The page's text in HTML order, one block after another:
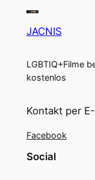
JACNIS
LGBTIQ+Filme
kostenlos
Kontakt per
Facebook
Social